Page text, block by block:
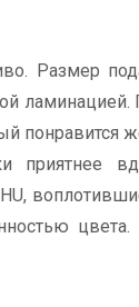
Размер
ламинацией.
понравится
приятнее